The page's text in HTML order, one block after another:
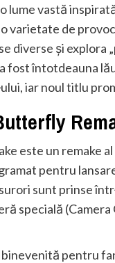
lume vastă
varietate de
diverse și explora
fost întotdeauna
iar noul titlu
este un remake
pentru
sunt prinse
specială
pentru